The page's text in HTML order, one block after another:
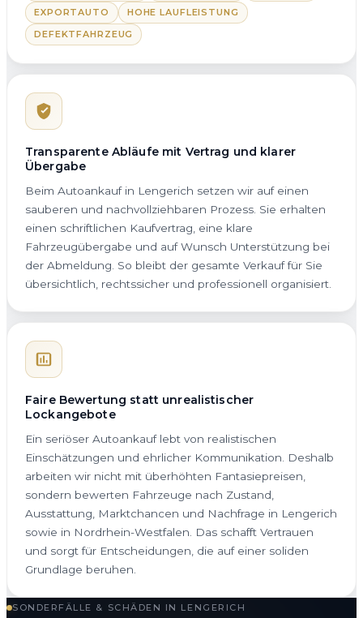
EXPORTAUTO
HOHE LAUFLEISTUNG
DEFEKTFAHRZEUG
Transparente Abläufe mit Vertrag und klarer
Übergabe
Beim Autoankauf in Lengerich setzen wir auf einen
sauberen und nachvollziehbaren Prozess. Sie erhalten
einen schriftlichen Kaufvertrag, eine klare
Fahrzeugübergabe und auf Wunsch Unterstützung bei
der Abmeldung. So bleibt der gesamte Verkauf für Sie
übersichtlich, rechtssicher und professionell organisiert.
Faire Bewertung statt unrealistischer
Lockangebote
Ein seriöser Autoankauf lebt von realistischen
Einschätzungen und ehrlicher Kommunikation. Deshalb
arbeiten wir nicht mit überhöhten Fantasiepreisen,
sondern bewerten Fahrzeuge nach Zustand,
Ausstattung, Marktchancen und Nachfrage in Lengerich
sowie in Nordrhein-Westfalen. Das schafft Vertrauen
und sorgt für Entscheidungen, die auf einer soliden
Grundlage beruhen.
SONDERFÄLLE & SCHÄDEN IN LENGERICH